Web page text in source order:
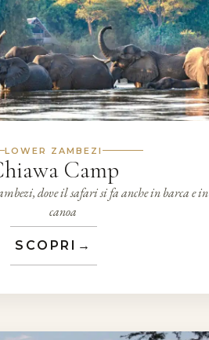
LOWER ZAMBEZI
Camp
dove il safari si fa anche in barca e in
canoa
SCOPRI →